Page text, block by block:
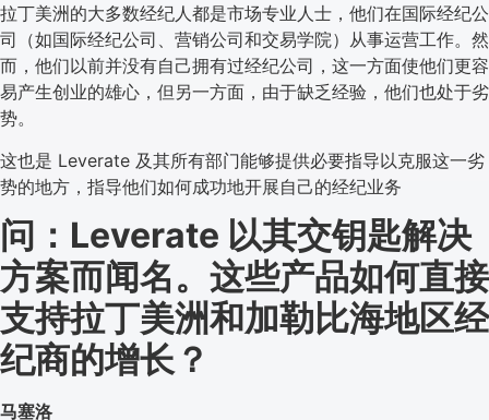
拉丁美洲的大多数经纪人都是市场专业人士，他们在国际经纪公
司（如国际经纪公司、营销公司和交易学院）从事运营工作。然
而，他们以前并没有自己拥有过经纪公司，这一方面使他们更容
易产生创业的雄心，但另一方面，由于缺乏经验，他们也处于劣
势。
这也是 Leverate 及其所有部门能够提供必要指导以克服这一劣
势的地方，指导他们如何成功地开展自己的经纪业务
问：Leverate 以其交钥匙解决
方案而闻名。这些产品如何直接
支持拉丁美洲和加勒比海地区经
纪商的增长？
马塞洛